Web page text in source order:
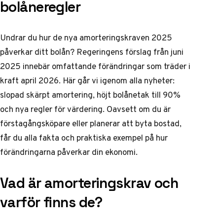
bolåneregler
Undrar du hur de nya amorteringskraven 2025
påverkar ditt bolån? Regeringens förslag från juni
2025 innebär omfattande förändringar som träder i
kraft april 2026. Här går vi igenom alla nyheter:
slopad skärpt amortering, höjt bolånetak till 90%
och nya regler för värdering. Oavsett om du är
förstagångsköpare eller planerar att byta bostad,
får du alla fakta och praktiska exempel på hur
förändringarna påverkar din ekonomi.
Vad är amorteringskrav och
varför finns de?